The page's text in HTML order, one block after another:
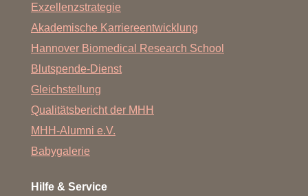
Exzellenzstrategie
Akademische Karriereentwicklung
Hannover Biomedical Research School
Blutspende-Dienst
Gleichstellung
Qualitätsbericht der MHH
MHH-Alumni e.V.
Babygalerie
Hilfe & Service